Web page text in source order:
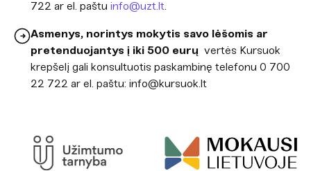
722 ar el. paštu info@uzt.lt.
Asmenys, norintys mokytis savo lėšomis ar
pretenduojantys į iki 500 eurų vertės Kursuok
krepšelį gali konsultuotis paskambinę telefonu 0 700
22 722 ar el. paštu: info@kursuok.lt